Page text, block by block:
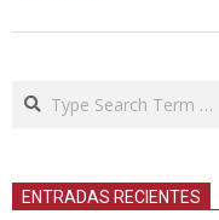
Search
ENTRADAS RECIENTES